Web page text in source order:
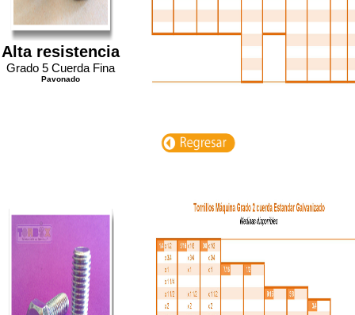
Alta resistencia
Grado 5 Cuerda Fina
Pavonado